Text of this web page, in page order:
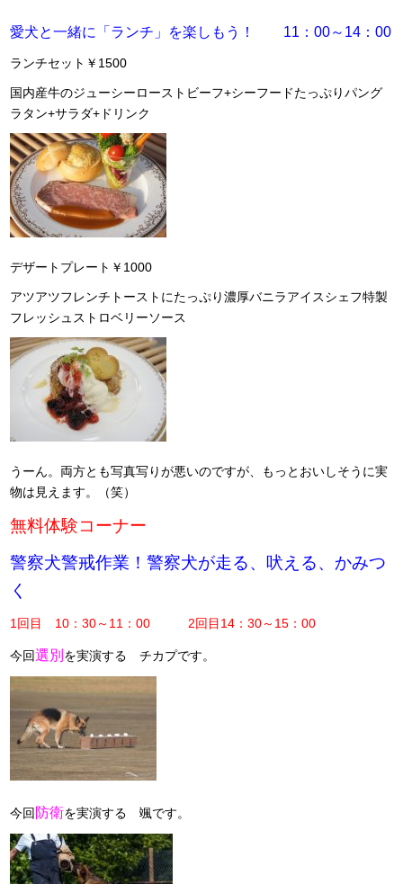
愛犬と一緒に「ランチ」を楽しもう！ 11：00～14：00
ランチセット￥1500
国内産牛のジューシーローストビーフ+シーフードたっぷりパング
ラタン+サラダ+ドリンク
デザートプレート￥1000
アツアツフレンチトーストにたっぷり濃厚バニラアイスシェフ特製
フレッシュストロベリーソース
うーん。両方とも写真写りが悪いのですが、もっとおいしそうに実
物は見えます。（笑）
無料体験コーナー
警察犬警戒作業！警察犬が走る、吠える、かみつ
く
1回目 10：30～11：00 2回目14：30～15：00
今回選別 を実演する チカプです。
今回 防衛を実演する 颯です。